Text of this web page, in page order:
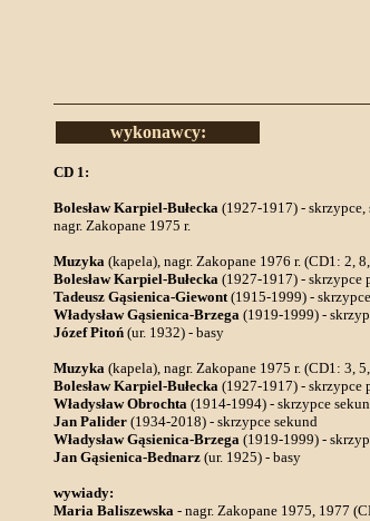
wykonawcy:
CD 1:
Bolesław Karpiel-Bułecka (1927-1917) - skrzypce,
nagr. Zakopane 1975 r.
Muzyka (kapela), nagr. Zakopane 1976 r. (CD1: 2,
Bolesław Karpiel-Bułecka (1927-1917) - skrzypce
Tadeusz Gąsienica-Giewont(1915-1999) -
Władysław Gąsienica-Brzega (1919-1999) -
Józef Pitoń (ur. 1932) - basy
Muzyka (kapela), nagr. Zakopane 1975 r. (CD1: 3,
Bolesław Karpiel-Bułecka (1927-1917) - skrzypce
Władysław Obrochta (1914-1994) - skrzypce
Jan Palider (1934-2018) - skrzypce sekund
Władysław Gąsienica-Brzega (1919-1999) -
Jan Gąsienica-Bednarz (ur. 1925) - basy
wywiady:
Maria Baliszewska - nagr. Zakopane 1975, 1977